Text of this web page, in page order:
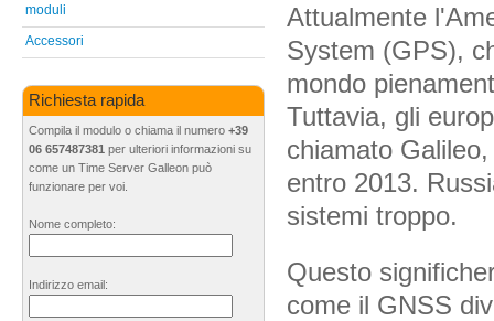
Attualmente
System (GPS),
mondo
Tuttavia, gli
chiamato
entro 2013.
sistemi troppo.
Questo
come il GNSS
moduli
Accessori
Richiesta rapida
Compila il modulo o chiama il numero +39
06 657487381 per ulteriori informazioni su
come un Time Server Galleon può
funzionare per voi.
Nome completo:
Indirizzo email: